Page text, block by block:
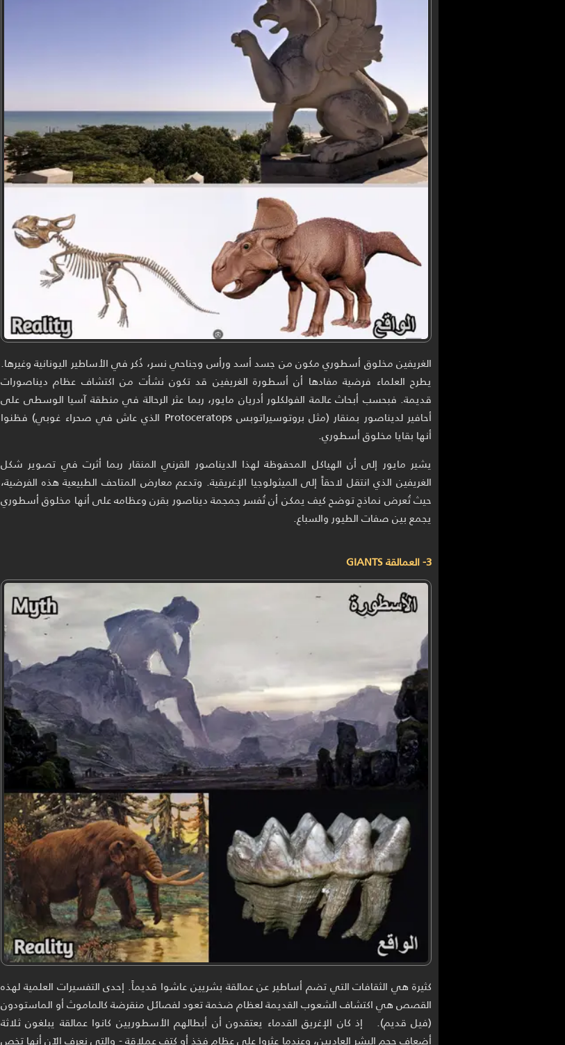
الغريفين مخلوق أسطوري مكون من جسد أسد ورأس وجناحي نسر، ذُكر في الأساطير اليونانية وغيرها.
يطرح العلماء فرضية مفادها أن أسطورة الغريفين قد تكون نشأت من اكتشاف عظام ديناصورات
قديمة. فبحسب أبحاث عالمة الفولكلور أدريان مايور، ربما عثر الرحالة في منطقة آسيا الوسطى على
أحافير لديناصور بمنقار (مثل بروتوسيراتوبس Protoceratops الذي عاش في صحراء غوبي) فظنوا
أنها بقايا مخلوق أسطوري.
يشير مايور إلى أن الهياكل المحفوظة لهذا الديناصور القرني المنقار ربما أثرت في تصوير شكل
الغريفين الذي انتقل لاحقاً إلى الميثولوجيا الإغريقية. وتدعم معارض المتاحف الطبيعية هذه الفرضية،
حيث تُعرض نماذج توضح كيف يمكن أن تُفسر جمجمة ديناصور بقرن وعظامه على أنها مخلوق أسطوري
يجمع بين صفات الطيور والسباع.
3- العمالقة GIANTS
كثيرة هي الثقافات التي تضم أساطير عن عمالقة بشريين عاشوا قديماً. إحدى التفسيرات العلمية لهذه
القصص هي اكتشاف الشعوب القديمة لعظام ضخمة تعود لفصائل منقرضة كالماموث أو الماستودون
(فيل قديم). إذ كان الإغريق القدماء يعتقدون أن أبطالهم الأسطوريين كانوا عمالقة يبلغون ثلاثة
أضعاف حجم البشر العاديين، وعندما عثروا على عظام فخذ أو كتف عملاقة - والتي نعرف الآن أنها تخص